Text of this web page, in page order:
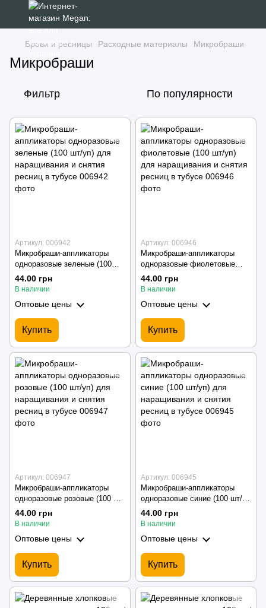
Брови и ресницы Расходные материалы Микробраши
Микробраши
Фильтр По популярности
Артикул: 006942
Микробраши-аппликаторы
одноразовые зеленые (100
шт/уп) для наращивания и
снятия ресниц в тубусе
44.00 грн
В наличии
Оптовые цены
Купить
Артикул: 006946
Микробраши-аппликаторы
одноразовые фиолетовые
(100 шт/уп) для наращивания
и снятия ресниц в тубусе
44.00 грн
В наличии
Оптовые цены
Купить
Артикул: 006947
Микробраши-аппликаторы
одноразовые розовые (100 шт/
уп) для наращивания и снятия
ресниц в тубусе
44.00 грн
В наличии
Оптовые цены
Купить
Артикул: 006945
Микробраши-аппликаторы
одноразовые синие (100 шт/
уп) для наращивания и снятия
ресниц в тубусе
44.00 грн
В наличии
Оптовые цены
Купить